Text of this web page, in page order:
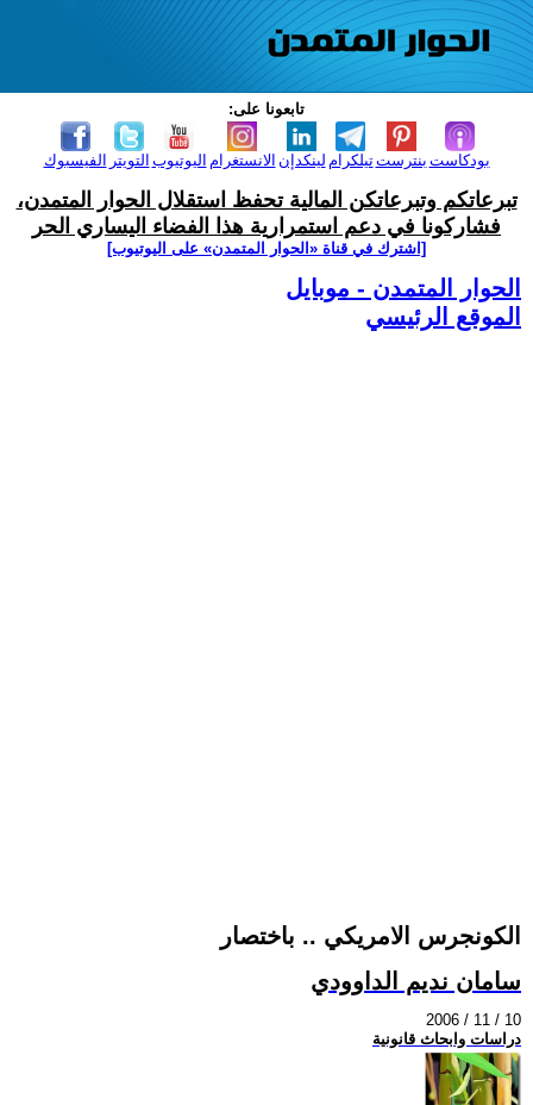
تابعونا على:
الفيسبوك التويتر اليوتيوب الانستغرام لينكدإن تيلكرامبنترست بودكاست
تبرعاتكم وتبرعاتكن المالية تحفظ استقلال الحوار المتمدن،
فشاركونا في دعم استمرارية هذا الفضاء اليساري الحر
[اشترك في قناة ‫«الحوار المتمدن» على اليوتيوب]
الحوار المتمدن - موبايل
الموقع الرئيسي
الكونجرس الامريكي .. باختصار
سامان نديم الداوودي
2006 / 11 / 10
دراسات وابحاث قانونية